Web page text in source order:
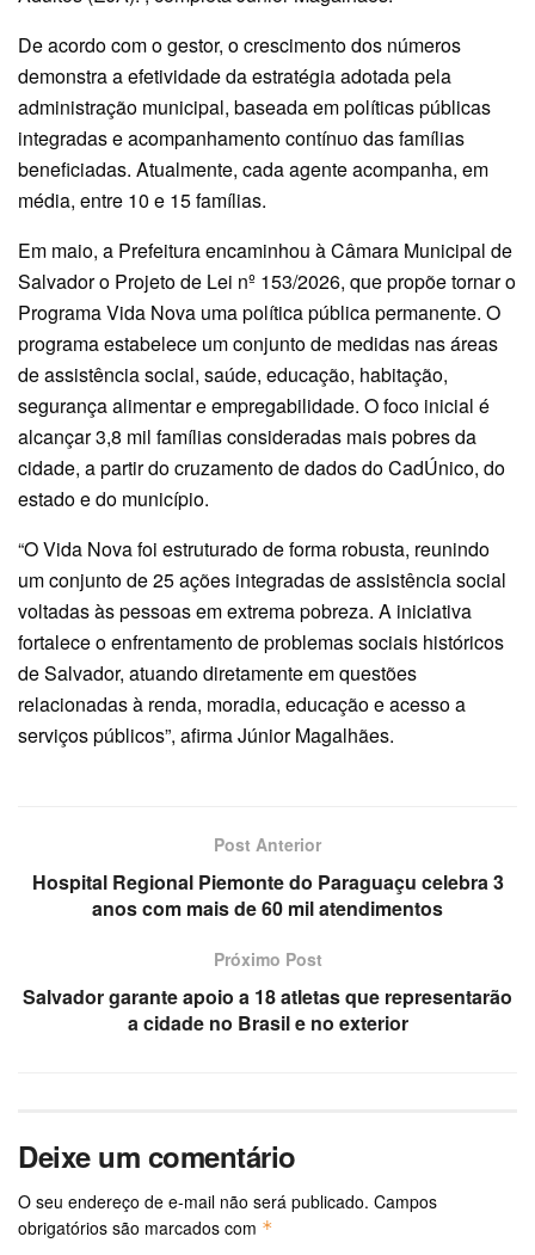
De acordo com o gestor, o crescimento dos números
demonstra a efetividade da estratégia adotada pela
administração municipal, baseada em políticas públicas
integradas e acompanhamento contínuo das famílias
beneficiadas. Atualmente, cada agente acompanha, em
média, entre 10 e 15 famílias.
Em maio, a Prefeitura encaminhou à Câmara Municipal de
Salvador o Projeto de Lei nº 153/2026, que propõe tornar o
Programa Vida Nova uma política pública permanente. O
programa estabelece um conjunto de medidas nas áreas
de assistência social, saúde, educação, habitação,
segurança alimentar e empregabilidade. O foco inicial é
alcançar 3,8 mil famílias consideradas mais pobres da
cidade, a partir do cruzamento de dados do CadÚnico, do
estado e do município.
“O Vida Nova foi estruturado de forma robusta, reunindo
um conjunto de 25 ações integradas de assistência social
voltadas às pessoas em extrema pobreza. A iniciativa
fortalece o enfrentamento de problemas sociais históricos
de Salvador, atuando diretamente em questões
relacionadas à renda, moradia, educação e acesso a
serviços públicos”, afirma Júnior Magalhães.
Post Anterior
Hospital Regional Piemonte do Paraguaçu celebra 3
anos com mais de 60 mil atendimentos
Próximo Post
Salvador garante apoio a 18 atletas que representarão
a cidade no Brasil e no exterior
Deixe um comentário
O seu endereço de e-mail não será publicado. Campos
obrigatórios são marcados com *